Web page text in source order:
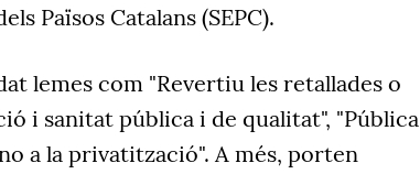
Països Catalans (SEPC).
lemes com "Revertiu les retallades o
i sanitat pública i de qualitat", "Pública
a la privatització". A més, porten